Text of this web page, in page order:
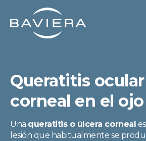
Queratitis
corneal en el ojo
Una queratitis o úlcera corneal
lesión que habitualmente se